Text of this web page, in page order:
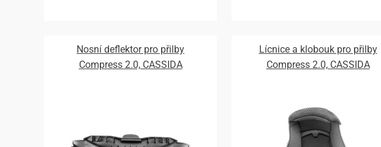
Nosní deflektor pro přilby
Compress 2.0, CASSIDA
Lícnice a klobouk pro přilby
Compress 2.0, CASSIDA